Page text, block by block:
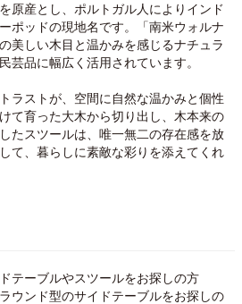
原産とし、ポルトガル人によりインド
ポッドの現地名です。「南米ウォルナ
美しい木目と温かみを感じるナチュラ
芸品に幅広く活用されています。
ラストが、空間に自然な温かみと個性
て育った大木から切り出し、木本来の
たスツールは、唯一無二の存在感を放
て、暮らしに素敵な彩りを添えてくれ
テーブルやスツールをお探しの方
ウンド型のサイドテーブルをお探しの